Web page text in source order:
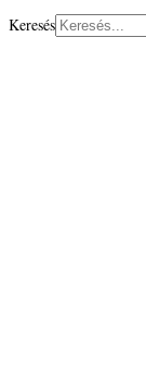
Keresés